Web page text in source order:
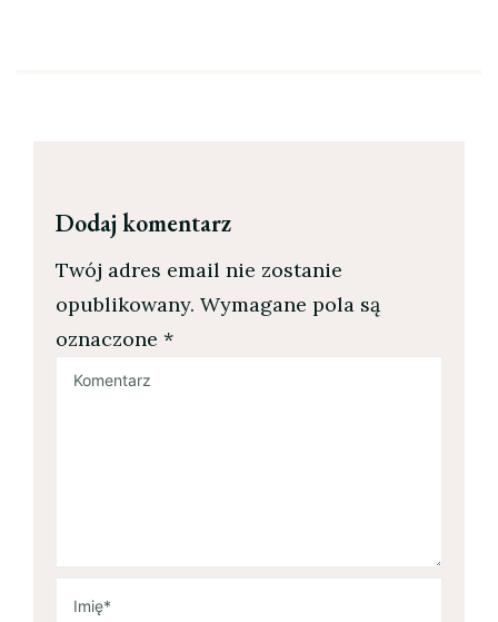
Dodaj komentarz
Twój adres email nie zostanie
opublikowany. Wymagane pola są
oznaczone *